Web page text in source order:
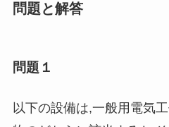
問題と解答
問題１
以下の設備は,一般用電気